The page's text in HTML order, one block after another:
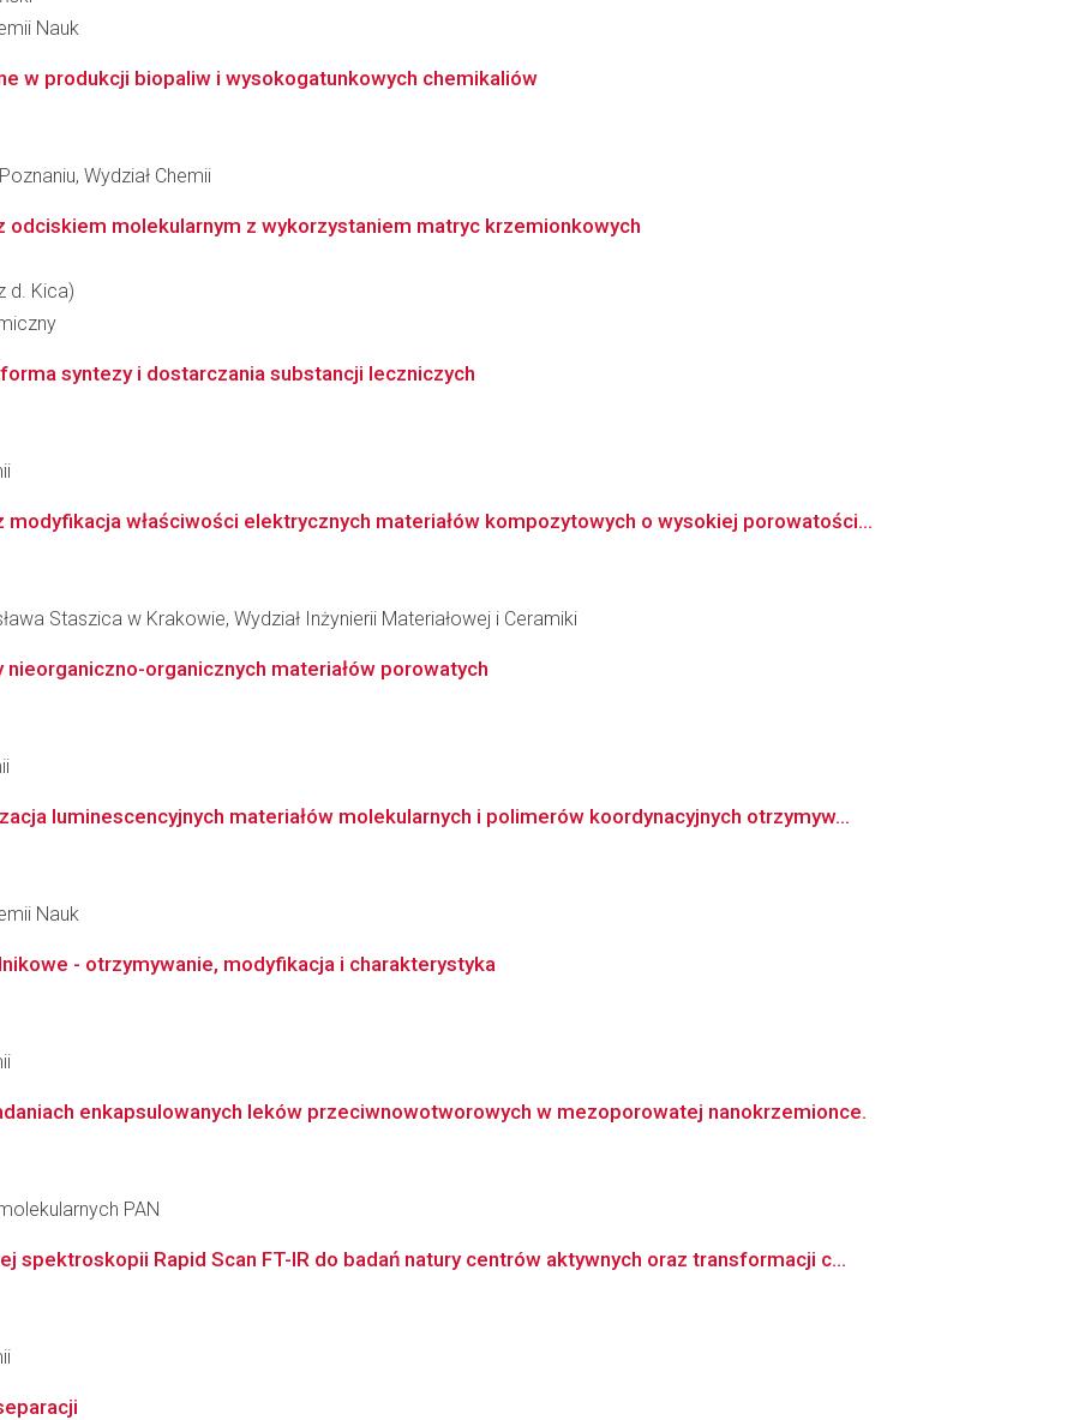
Nauk
w produkcji biopaliw i wysokogatunkowych chemikaliów
Wydział Chemii
odciskiem molekularnym z wykorzystaniem matryc krzemionkowych
d. Kica)
syntezy i dostarczania substancji leczniczych
właściwości elektrycznych materiałów kompozytowych o wysokiej porowatości...
Staszica w Krakowie, Wydział Inżynierii Materiałowej i Ceramiki
organicznych materiałów porowatych
luminescencyjnych materiałów molekularnych i polimerów koordynacyjnych otrzymyw...
Nauk
- otrzymywanie, modyfikacja i charakterystyka
enkapsulowanych leków przeciwnowotworowych w mezoporowatej nanokrzemionce.
PAN
spektroskopii Rapid Scan FT-IR do badań natury centrów aktywnych oraz transformacji c...